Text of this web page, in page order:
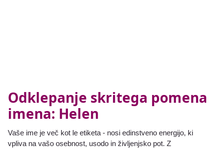
Odklepanje skritega pomena
imena: Helen
Vaše ime je več kot le etiketa - nosi edinstveno energijo, ki
vpliva na vašo osebnost, usodo in življenjsko pot. Z